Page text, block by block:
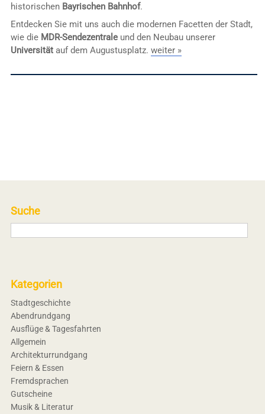
historischen Bayrischen Bahnhof.
Entdecken Sie mit uns auch die modernen Facetten der Stadt,
wie die MDR-Sendezentraleund den Neubau unserer
Universitätauf dem Augustusplatz. weiter »
Suche
Kategorien
Stadtgeschichte
Abendrundgang
Ausflüge & Tagesfahrten
Allgemein
Architekturrundgang
Feiern & Essen
Fremdsprachen
Gutscheine
Musik & Literatur